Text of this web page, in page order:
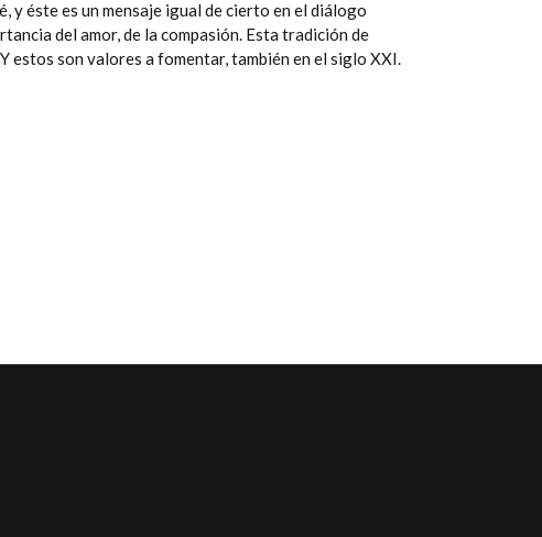
y éste es un mensaje igual de cierto en el diálogo
del amor, de la compasión. Esta tradición de
estos son valores a fomentar, también en el siglo XXI.